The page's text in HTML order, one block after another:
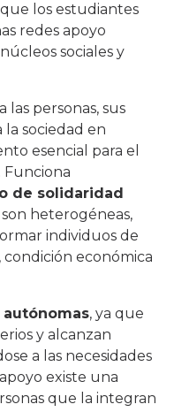
los estudiantes
redes apoyo
sociales y
las personas, sus
la sociedad en
esencial para el
Funciona
de solidaridad
son heterogéneas,
individuos de
económica
autónomas, ya que
y alcanzan
a las necesidades
existe una
que la integran